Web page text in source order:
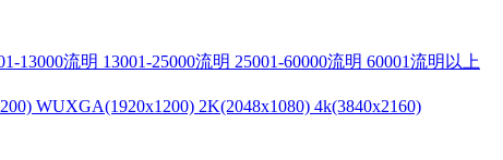
13000流明 13001-25000流明 25001-60000流明 60001流明以上
WUXGA(1920x1200) 2K(2048x1080) 4k(3840x2160)